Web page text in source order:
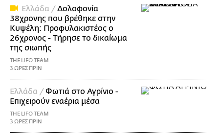
Ελλάδα / Δολοφονία
38χρονης που βρέθηκε στην
Κυψέλη: Προφυλακιστέος ο
26χρονος - Τήρησε το δικαίωμα
της σιωπής
THE LIFO TEAM
3 ΩΡΕΣ ΠΡΙΝ
Ελλάδα / Φωτιά στο Αγρίνιο -
Επιχειρούν εναέρια μέσα
THE LIFO TEAM
3 ΩΡΕΣ ΠΡΙΝ